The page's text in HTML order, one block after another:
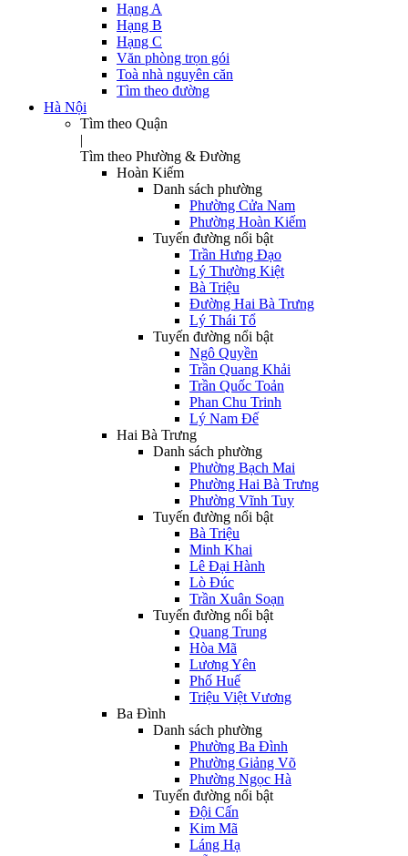
Hạng A
Hạng B
Hạng C
Văn phòng trọn gói
Toà nhà nguyên căn
Tìm theo đường
Hà Nội
Tìm theo Quận
|
Tìm theo Phường & Đường
Hoàn Kiếm
Danh sách phường
Phường Cửa Nam
Phường Hoàn Kiếm
Tuyến đường nổi bật
Trần Hưng Đạo
Lý Thường Kiệt
Bà Triệu
Đường Hai Bà Trưng
Lý Thái Tổ
Tuyến đường nổi bật
Ngô Quyền
Trần Quang Khải
Trần Quốc Toản
Phan Chu Trinh
Lý Nam Đế
Hai Bà Trưng
Danh sách phường
Phường Bạch Mai
Phường Hai Bà Trưng
Phường Vĩnh Tuy
Tuyến đường nổi bật
Bà Triệu
Minh Khai
Lê Đại Hành
Lò Đúc
Trần Xuân Soạn
Tuyến đường nổi bật
Quang Trung
Hòa Mã
Lương Yên
Phố Huế
Triệu Việt Vương
Ba Đình
Danh sách phường
Phường Ba Đình
Phường Giảng Võ
Phường Ngọc Hà
Tuyến đường nổi bật
Đội Cấn
Kim Mã
Láng Hạ